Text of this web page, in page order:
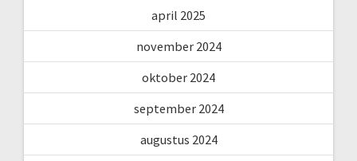
april 2025
november 2024
oktober 2024
september 2024
augustus 2024